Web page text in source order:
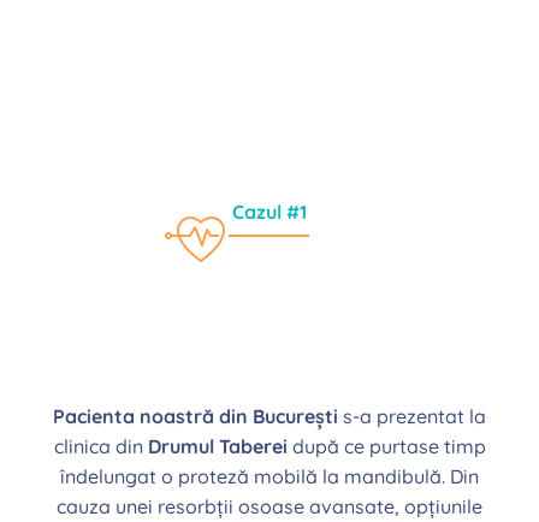
Cazul #1
Pacienta noastră din București s-a prezentat la
clinica din Drumul Taberei după ce purtase timp
îndelungat o proteză mobilă la mandibulă. Din
cauza unei resorbții osoase avansate, opțiunile